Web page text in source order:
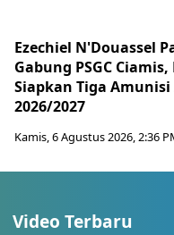
Ezechiel N'Douassel
Gabung PSGC
Siapkan Tiga
2026/2027
Kamis, 6 Agustus 2026, 2:36
Video Terbaru